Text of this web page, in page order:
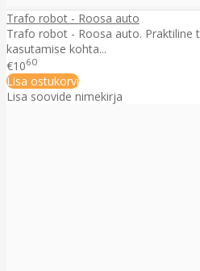
Trafo robot - Roosa auto
Trafo robot - Roosa auto. Praktiline
kasutamise kohta...
€1060
Lisa ostukorvi
Lisa soovide nimekirja